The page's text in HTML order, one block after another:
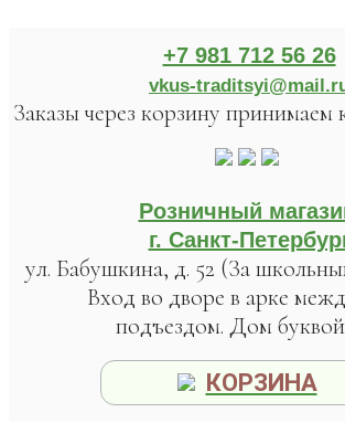
+7 981 712 56 26
vkus-
Заказы через корзину принимаем
Розничный
г. Санкт-
ул. Бабушкина, д. 52 (За
Вход во дворе в арке
подъездом. Дом
КОРЗИНА